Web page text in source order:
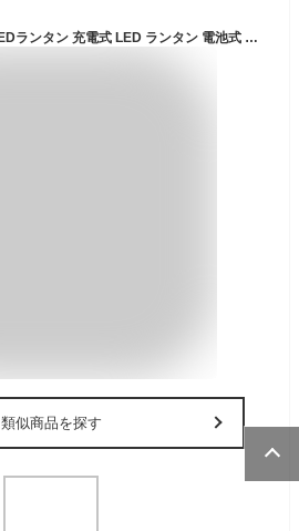
ブルーノ BRUNO マルチLEDランタン 充電式 LED ランタン 電池式 防水 防塵 選べる3色 おしゃれ キャンプ アウトドア インドア 非常用 災害 備え ライト USB充電 乾電池 使い分け モバイルバッテリー 屋外 屋内 レトロ 35時間 母の日 父の日 ギフト
類似商品を探す